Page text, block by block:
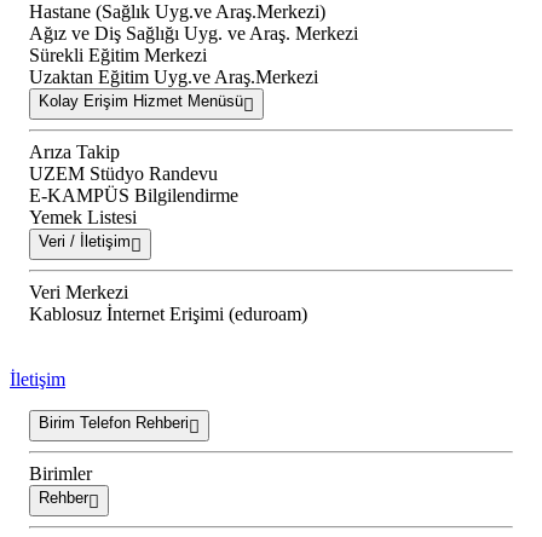
Hastane (Sağlık Uyg.ve Araş.Merkezi)
Ağız ve Diş Sağlığı Uyg. ve Araş. Merkezi
Sürekli Eğitim Merkezi
Uzaktan Eğitim Uyg.ve Araş.Merkezi
Kolay Erişim Hizmet Menüsü
Arıza Takip
UZEM Stüdyo Randevu
E-KAMPÜS Bilgilendirme
Yemek Listesi
Veri / İletişim
Veri Merkezi
Kablosuz İnternet Erişimi (eduroam)
İletişim
Birim Telefon Rehberi
Birimler
Rehber